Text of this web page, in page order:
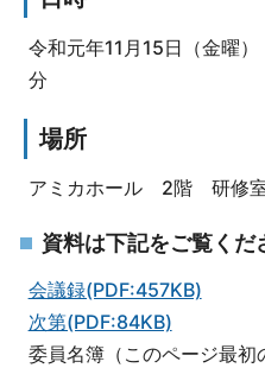
令和元年11月15日（金曜
分
場所
アミカホール 2階 研修
資料は下記をご覧くだ
会議録(PDF:457KB)
次第(PDF:84KB)
委員名簿（このページ最初